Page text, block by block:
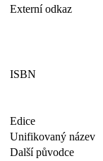
Externí odkaz
ISBN
Edice
Unifikovaný název
Další původce